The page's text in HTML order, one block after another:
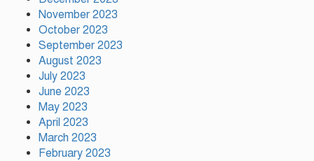
November 2023
October 2023
September 2023
August 2023
July 2023
June 2023
May 2023
April 2023
March 2023
February 2023